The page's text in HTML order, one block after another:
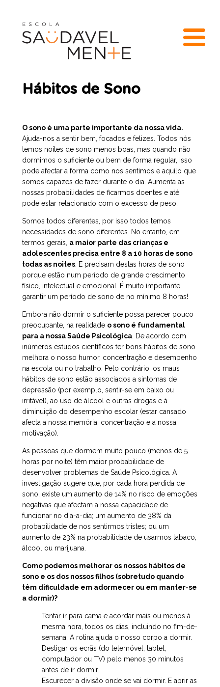
Hábitos de Sono
O sono é uma parte importante da nossa vida.
Ajuda-nos a sentir bem, focados e felizes. Todos nós
temos noites de sono menos boas, mas quando não
dormimos o suficiente ou bem de forma regular, isso
pode afectar a forma como nos sentimos e aquilo que
somos capazes de fazer durante o dia. Aumenta as
nossas probabilidades de ficarmos doentes e até
pode estar relacionado com o excesso de peso.
Somos todos diferentes, por isso todos temos
necessidades de sono diferentes. No entanto, em
termos gerais, a maior parte das crianças e
adolescentes precisa entre 8 a 10 horas de sono
todas as noites . E precisam destas horas de sono
porque estão num período de grande crescimento
físico, intelectual e emocional. É muito importante
garantir um período de sono de no mínimo 8 horas!
Embora não dormir o suficiente possa parecer pouco
preocupante, na realidade o sono é fundamental
para a nossa Saúde Psicológica . De acordo com
inúmeros estudos científicos ter bons hábitos de sono
melhora o nosso humor, concentração e desempenho
na escola ou no trabalho. Pelo contrário, os maus
hábitos de sono estão associados a sintomas de
depressão (por exemplo, sentir-se em baixo ou
irritável), ao uso de álcool e outras drogas e à
diminuição do desempenho escolar (estar cansado
afecta a nossa memória, concentração e a nossa
motivação).
As pessoas que dormem muito pouco (menos de 5
horas por noite) têm maior probabilidade de
desenvolver problemas de Saúde Psicológica. A
investigação sugere que, por cada hora perdida de
sono, existe um aumento de 14% no risco de emoções
negativas que afectam a nossa capacidade de
funcionar no dia-a-dia; um aumento de 38% da
probabilidade de nos sentirmos tristes; ou um
aumento de 23% na probabilidade de usarmos tabaco,
álcool ou marijuana.
Como podemos melhorar os nossos hábitos de
sono e os dos nossos filhos (sobretudo quando
têm dificuldade em adormecer ou em manter-se
a dormir)?
Tentar ir para cama e acordar mais ou menos à
mesma hora, todos os dias, incluindo no fim-de-
semana. A rotina ajuda o nosso corpo a dormir.
Desligar os ecrãs (do telemóvel, tablet,
computador ou TV) pelo menos 30 minutos
antes de ir dormir.
Escurecer a divisão onde se vai dormir. E abrir as